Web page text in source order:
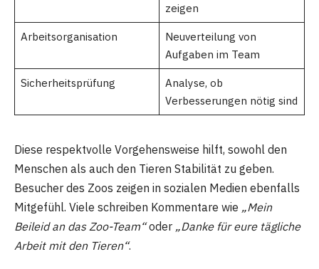
zeigen
Arbeitsorganisation
Neuverteilung von
Aufgaben im Team
Sicherheitsprüfung
Analyse, ob
Verbesserungen nötig sind
Diese respektvolle Vorgehensweise hilft, sowohl den
Menschen als auch den Tieren Stabilität zu geben.
Besucher des Zoos zeigen in sozialen Medien ebenfalls
Mitgefühl. Viele schreiben Kommentare wie „Mein
Beileid an das Zoo-Team“oder „Danke für eure tägliche
Arbeit mit den Tieren“.